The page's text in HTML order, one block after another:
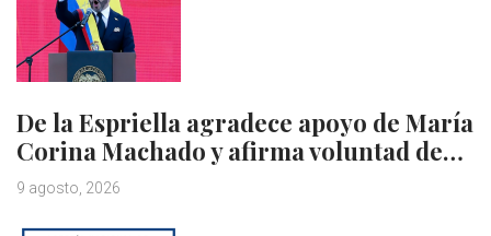
De la Espriella agradece apoyo de María
Corina Machado y afirma voluntad de…
9 agosto, 2026